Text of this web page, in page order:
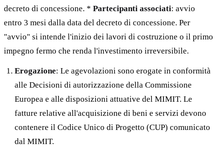
decreto di concessione. * Partecipanti associati: avvio
entro 3 mesi dalla data del decreto di concessione. Per
"avvio" si intende l'inizio dei lavori di costruzione o il primo
impegno fermo che renda l'investimento irreversibile.
Erogazione: Le agevolazioni sono erogate in conformità
alle Decisioni di autorizzazione della Commissione
Europea e alle disposizioni attuative del MIMIT. Le
fatture relative all'acquisizione di beni e servizi devono
contenere il Codice Unico di Progetto (CUP) comunicato
dal MIMIT.